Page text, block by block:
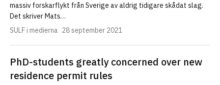
massiv forskarflykt från Sverige av aldrig tidigare skådat slag.
Det skriver Mats…
SULF i medierna 28 september 2021
PhD-students greatly concerned over new
residence permit rules